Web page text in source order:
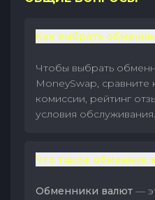
Как выбрать
Чтобы выбрать
MoneySwap, сравните
комиссии, рейтинг
условия обслуживания.
Что такое обменник
Обменники валют —